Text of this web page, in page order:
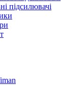
підсилювачі